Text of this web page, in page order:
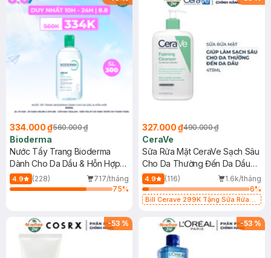
334.000 ₫560.000 ₫
Bioderma
Nước Tẩy Trang Bioderma
Dành Cho Da Dầu & Hỗn Hợp
500ml
4.9 (228)
717/tháng
75%
327.000 ₫490.000 ₫
CeraVe
Sữa Rửa Mặt CeraVe Sạch Sâu
Cho Da Thường Đến Da Dầu
473ml
4.9 (116)
1.6k/tháng
6%
Bill Cerave 299K Tặng Sữa Rửa
-53 % -53 %